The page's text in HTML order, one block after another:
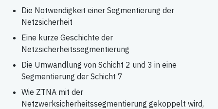
Die Notwendigkeit einer Segmentierung der
Netzsicherheit
Eine kurze Geschichte der
Netzsicherheitssegmentierung
Die Umwandlung von Schicht 2 und 3 in eine
Segmentierung der Schicht 7
Wie ZTNA mit der
Netzwerksicherheitssegmentierung gekoppelt wird,